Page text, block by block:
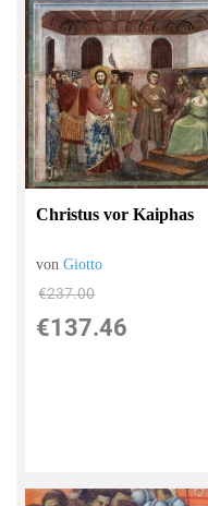
Christus vor Kaiphas
vonGiotto
€237.00
€137.46